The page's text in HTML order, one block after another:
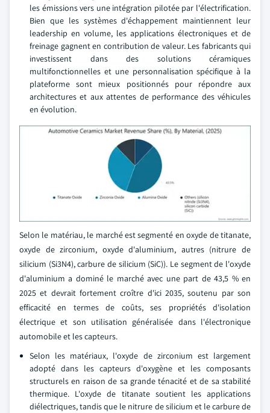
les émissions vers une intégration pilotée par l'électrification.
Bien que les systèmes d'échappement maintiennent leur
leadership en volume, les applications électroniques et de
freinage gagnent en contribution de valeur. Les fabricants qui
investissent dans des solutions céramiques
multifonctionnelles et une personnalisation spécifique à la
plateforme sont mieux positionnés pour répondre aux
architectures et aux attentes de performance des véhicules
en évolution.
Selon le matériau, le marché est segmenté en oxyde de titanate,
oxyde de zirconium, oxyde d'aluminium, autres (nitrure de
silicium (Si3N4), carbure de silicium (SiC)). Le segment de l'oxyde
d'aluminium a dominé le marché avec une part de 43,5 % en
2025 et devrait fortement croître d'ici 2035, soutenu par son
efficacité en termes de coûts, ses propriétés d'isolation
électrique et son utilisation généralisée dans l'électronique
automobile et les capteurs.
Selon les matériaux, l'oxyde de zirconium est largement
adopté dans les capteurs d'oxygène et les composants
structurels en raison de sa grande ténacité et de sa stabilité
thermique. L'oxyde de titanate soutient les applications
diélectriques, tandis que le nitrure de silicium et le carbure de